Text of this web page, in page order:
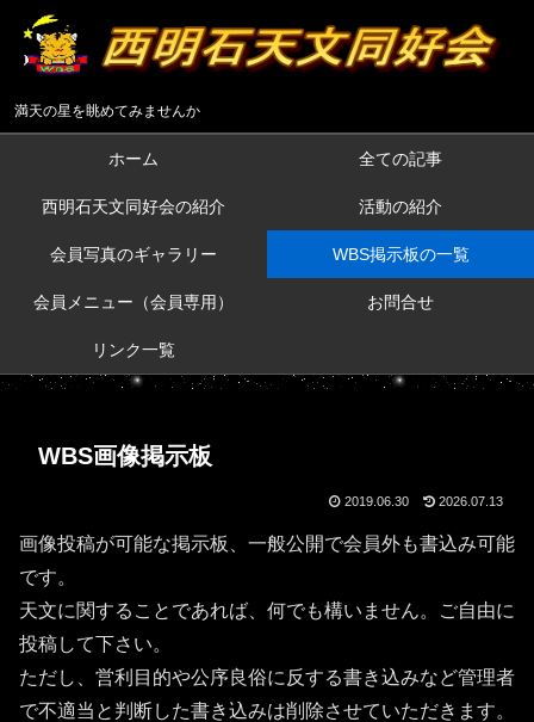
満天の星を眺めてみませんか
ホーム 全ての記事
西明石天文同好会の紹介 活動の紹介
会員写真のギャラリー WBS掲示板の一覧
会員メニュー（会員専用） お問合せ
リンク一覧
WBS画像掲示板
2019.06.30 2026.07.13
画像投稿が可能な掲示板、一般公開で会員外も書込み可能
です。
天文に関することであれば、何でも構いません。ご自由に
投稿して下さい。
ただし、営利目的や公序良俗に反する書き込みなど管理者
で不適当と判断した書き込みは削除させていただきます。